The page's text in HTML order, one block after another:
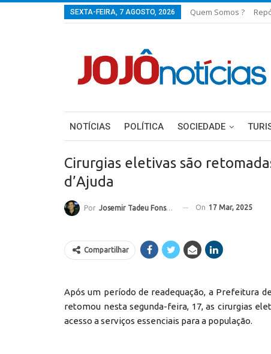
SEXTA-FEIRA, 7 AGOSTO, 2026 Quem Somos ?
NOTÍCIAS POLÍTICA SOCIEDADE
Cirurgias eletivas são
d’Ajuda
Por Josemir Tadeu Fonseca On 17 Mar, 2025
Compartilhar
Após um período de readequação, a Prefeitura
retomou nesta segunda-feira, 17, as cirurgias
acesso a serviços essenciais para a população.